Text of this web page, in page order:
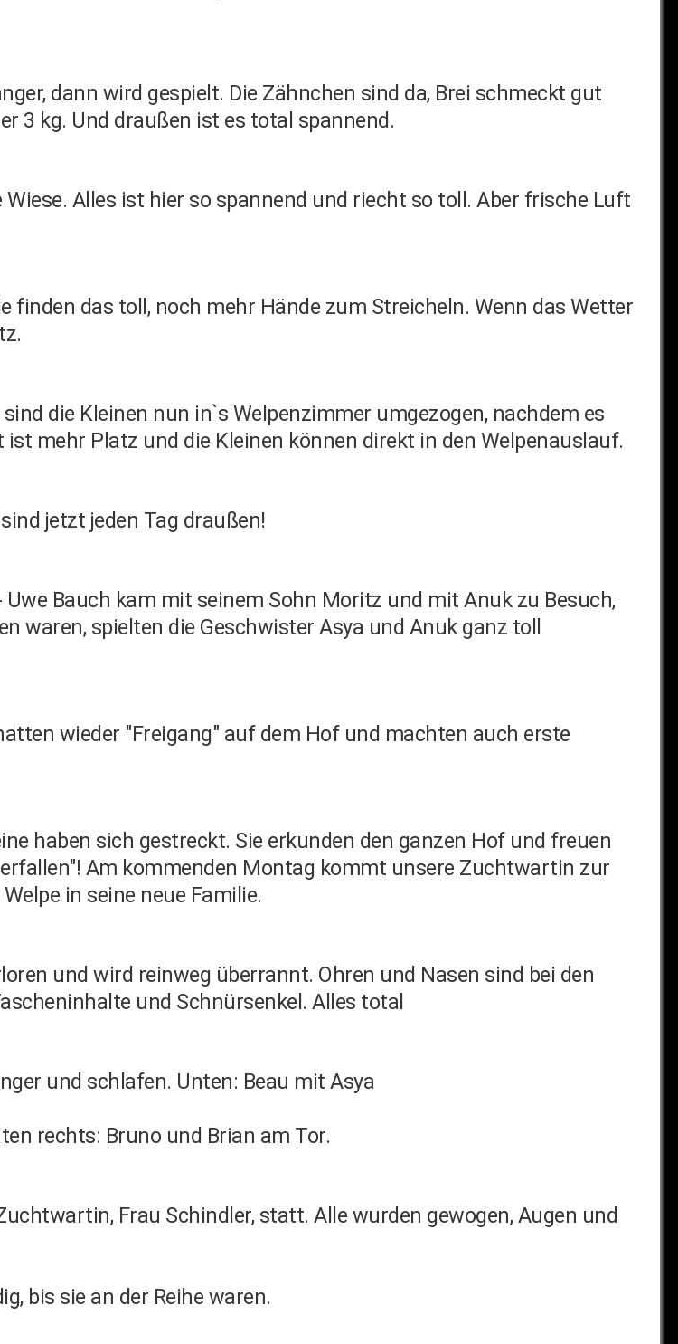
dann wird gespielt. Die Zähnchen sind da, Brei schmeckt gut
3 kg. Und draußen ist es total spannend.
Alles ist hier so spannend und riecht so toll. Aber frische Luft
finden das toll, noch mehr Hände zum Streicheln. Wenn das Wetter
die Kleinen nun in`s Welpenzimmer umgezogen, nachdem es
mehr Platz und die Kleinen können direkt in den Welpenauslauf.
jetzt jeden Tag draußen!
Bauch kam mit seinem Sohn Moritz und mit Anuk zu Besuch,
waren, spielten die Geschwister Asya und Anuk ganz toll
wieder "Freigang" auf dem Hof und machten auch erste
haben sich gestreckt. Sie erkunden den ganzen Hof und freuen
Am kommenden Montag kommt unsere Zuchtwartin zur
in seine neue Familie.
und wird reinweg überrannt. Ohren und Nasen sind bei den
und Schnürsenkel. Alles total
und schlafen. Unten: Beau mit Asya
rechts: Bruno und Brian am Tor.
Frau Schindler, statt. Alle wurden gewogen, Augen und
bis sie an der Reihe waren.